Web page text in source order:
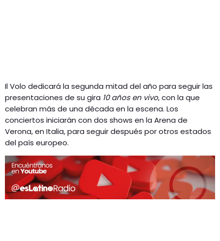
Il Volo dedicará la segunda mitad del año para seguir las
presentaciones de su gira 10 años en vivo, con la que
celebran más de una década en la escena. Los
conciertos iniciarán con dos shows en la Arena de
Verona, en Italia, para seguir después por otros estados
del país europeo.